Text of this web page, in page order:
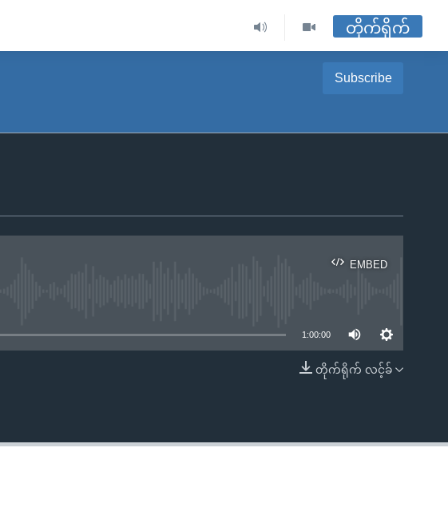
တိုက်ရိုက်
Subscribe
EMBED
EMBED
1:00:00
တိုက်ရိုက် လင့်ခ်